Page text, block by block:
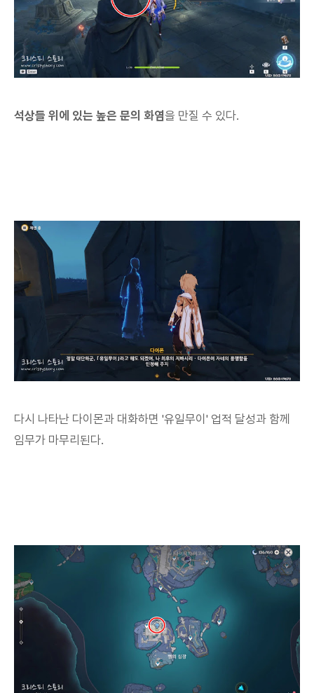
석상들 위에 있는 높은 문의 화염을 만질 수 있다.
다시 나타난 다이몬과 대화하면 '유일무이' 업적 달성과 함께
임무가 마무리된다.